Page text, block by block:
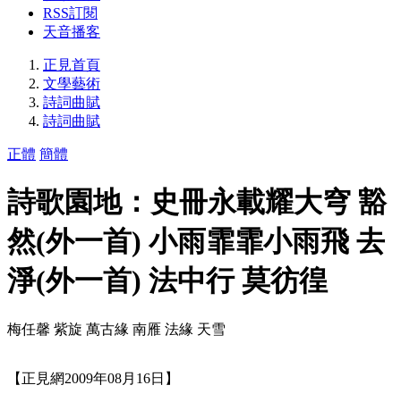
RSS訂閱
天音播客
正見首頁
文學藝術
詩詞曲賦
詩詞曲賦
正體 簡體
詩歌園地：史冊永載耀大穹 豁
然(外一首) 小雨霏霏小雨飛 去
淨(外一首) 法中行 莫彷徨
梅任馨 紫旋 萬古緣 南雁 法緣 天雪
【正見網2009年08月16日】